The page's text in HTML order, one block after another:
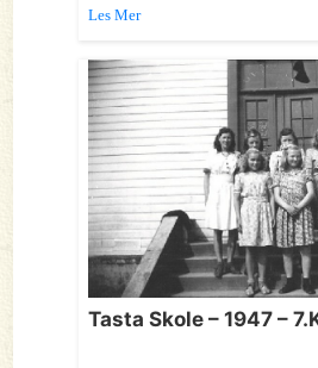
Les Mer
Tasta Skole – 1947 –